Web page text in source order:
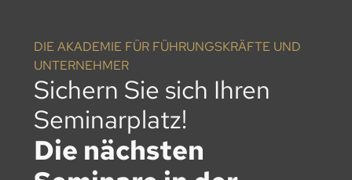
DIE AKADEMIE FÜR FÜHRUNGSKRÄFTE UND
UNTERNEHMER
Sichern Sie sich Ihren
Seminarplatz!
Die nächsten